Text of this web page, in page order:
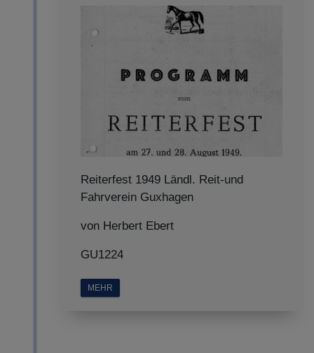
Reiterfest 1949 Ländl. Reit-und
Fahrverein Guxhagen
von Herbert Ebert
GU1224
MEHR